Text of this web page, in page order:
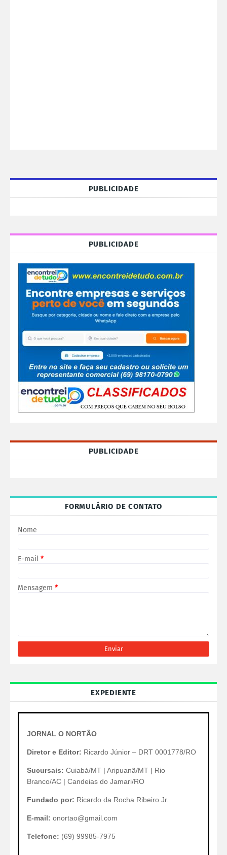
PUBLICIDADE
PUBLICIDADE
PUBLICIDADE
FORMULÁRIO DE CONTATO
Nome
E-mail *
Mensagem *
EXPEDIENTE
JORNAL O NORTÃO
Diretor e Editor: Ricardo Júnior – DRT 0001778/RO
Sucursais: Cuiabá/MT | Aripuanã/MT | Rio
Branco/AC | Candeias do Jamari/RO
Fundado por: Ricardo da Rocha Ribeiro Jr.
E-mail: onortao@gmail.com
Telefone: (69) 99985-7975